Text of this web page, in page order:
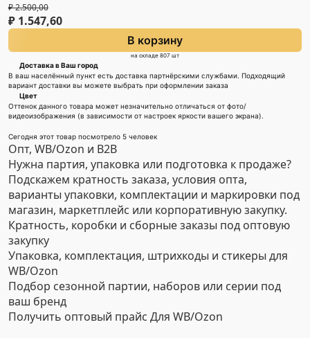
₽2.500,00
₽ 1.547,60
В корзину
на складе 807 шт
Доставка в Ваш город
В ваш населённый пункт есть доставка партнёрскими службами. Подходящий
вариант доставки вы можете выбрать при оформлении заказа
Цвет
Оттенок данного товара может незначительно отличаться от фото/
видеоизображения (в зависимости от настроек яркости вашего экрана).
Сегодня этот товар посмотрело 5 человек
Опт, WB/Ozon и B2B
Нужна партия, упаковка или подготовка к продаже?
Подскажем кратность заказа, условия опта,
варианты упаковки, комплектации и маркировки под
магазин, маркетплейс или корпоративную закупку.
Кратность, коробки и сборные заказы под оптовую
закупку
Упаковка, комплектация, штрихкоды и стикеры для
WB/Ozon
Подбор сезонной партии, наборов или серии под
ваш бренд
Получить оптовый прайс Для WB/Ozon